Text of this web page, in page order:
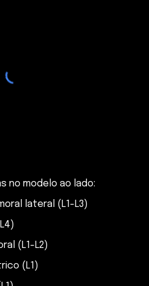
no modelo ao lado:
lateral (L1-L3)
(L1-L2)
(L1)